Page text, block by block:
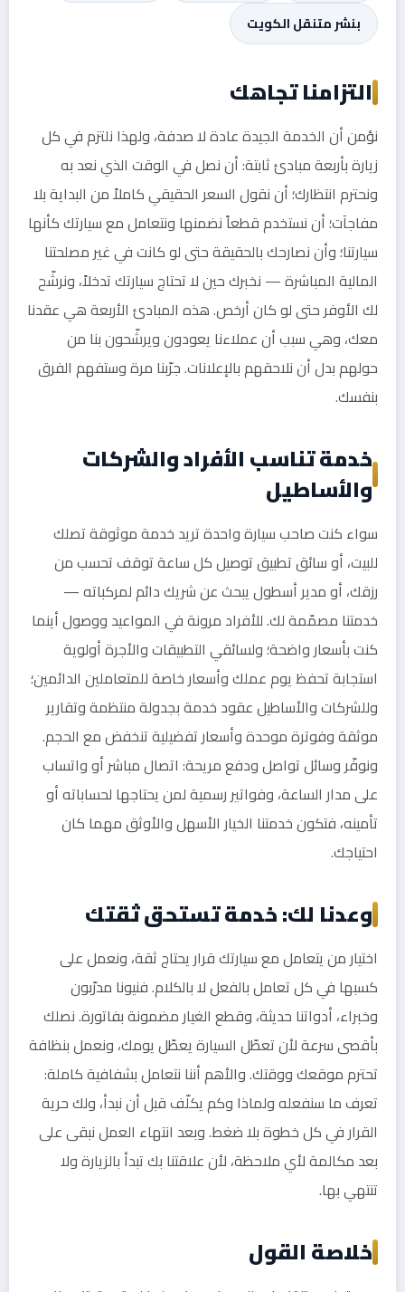
بنشر متنقل الكويت
التزامنا تجاهك
نؤمن أن الخدمة الجيدة عادة لا صدفة، ولهذا نلتزم في كل
زيارة بأربعة مبادئ ثابتة: أن نصل في الوقت الذي نعد به
ونحترم انتظارك؛ أن نقول السعر الحقيقي كاملاً من البداية بلا
مفاجآت؛ أن نستخدم قطعاً نضمنها ونتعامل مع سيارتك كأنها
سيارتنا؛ وأن نصارحك بالحقيقة حتى لو كانت في غير مصلحتنا
المالية المباشرة — نخبرك حين لا تحتاج سيارتك تدخلاً، ونرشّح
لك الأوفر حتى لو كان أرخص. هذه المبادئ الأربعة هي عقدنا
معك، وهي سبب أن عملاءنا يعودون ويرشّحون بنا من
حولهم بدل أن نلاحقهم بالإعلانات. جرّبنا مرة وستفهم الفرق
بنفسك.
خدمة تناسب الأفراد والشركات
والأساطيل
سواء كنت صاحب سيارة واحدة تريد خدمة موثوقة تصلك
للبيت، أو سائق تطبيق توصيل كل ساعة توقف تحسب من
رزقك، أو مدير أسطول يبحث عن شريك دائم لمركباته —
خدمتنا مصمّمة لك. للأفراد مرونة في المواعيد ووصول أينما
كنت بأسعار واضحة؛ ولسائقي التطبيقات والأجرة أولوية
استجابة تحفظ يوم عملك وأسعار خاصة للمتعاملين الدائمين؛
وللشركات والأساطيل عقود خدمة بجدولة منتظمة وتقارير
موثقة وفوترة موحدة وأسعار تفضيلية تنخفض مع الحجم.
ونوفّر وسائل تواصل ودفع مريحة: اتصال مباشر أو واتساب
على مدار الساعة، وفواتير رسمية لمن يحتاجها لحساباته أو
تأمينه، فتكون خدمتنا الخيار الأسهل والأوثق مهما كان
احتياجك.
وعدنا لك: خدمة تستحق ثقتك
اختيار من يتعامل مع سيارتك قرار يحتاج ثقة، ونعمل على
كسبها في كل تعامل بالفعل لا بالكلام. فنيونا مدرّبون
وخبراء، أدواتنا حديثة، وقطع الغيار مضمونة بفاتورة. نصلك
بأقصى سرعة لأن تعطّل السيارة يعطّل يومك، ونعمل بنظافة
تحترم موقعك ووقتك. والأهم أننا نتعامل بشفافية كاملة:
تعرف ما سنفعله ولماذا وكم يكلّف قبل أن نبدأ، ولك حرية
القرار في كل خطوة بلا ضغط. وبعد انتهاء العمل نبقى على
بعد مكالمة لأي ملاحظة، لأن علاقتنا بك تبدأ بالزيارة ولا
تنتهي بها.
خلاصة القول